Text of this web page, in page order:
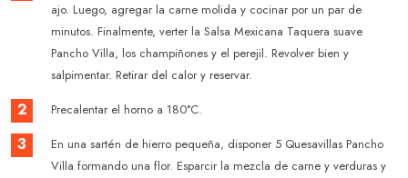
ajo. Luego, agregar la carne molida y cocinar por un par de
minutos. Finalmente, verter la Salsa Mexicana Taquera suave
Pancho Villa, los champiñones y el perejil. Revolver bien y
salpimentar. Retirar del calor y reservar.
2 Precalentar el horno a 180°C.
3
En una sartén de hierro pequeña, disponer 5 Quesavillas Pancho
Villa formando una flor. Esparcir la mezcla de carne y verduras y